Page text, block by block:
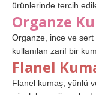
ürünlerinde tercih
Organze
Organze, ince ve sert
kullanılan zarif bir
Flanel
Flanel kumaş, yünlü